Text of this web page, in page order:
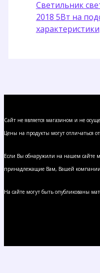
Светильник
2018 5Вт на
Сайт не является магазином и не
Цены на продукты могут отличаться
Если Вы обнаружили на нашем сайте
принадлежащие Вам, Вашей
На сайте могут быть опубликованы